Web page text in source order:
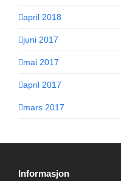
april 2018
juni 2017
mai 2017
april 2017
mars 2017
Informasjon